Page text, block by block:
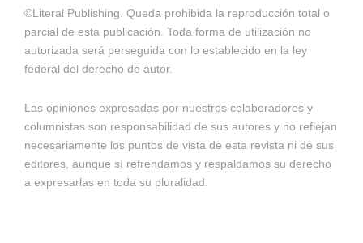
©Literal Publishing. Queda prohibida la reproducción total o
parcial de esta publicación. Toda forma de utilización no
autorizada será perseguida con lo establecido en la ley
federal del derecho de autor.
Las opiniones expresadas por nuestros colaboradores y
columnistas son responsabilidad de sus autores y no reflejan
necesariamente los puntos de vista de esta revista ni de sus
editores, aunque sí refrendamos y respaldamos su derecho
a expresarlas en toda su pluralidad.